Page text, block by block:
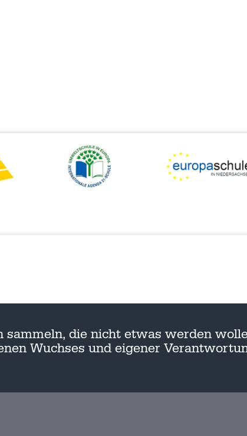
sammeln, die nicht etwas werden
Wuchses und eigener